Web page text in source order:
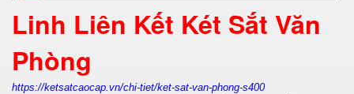
Linh Liên Kết Két Sắt Văn
Phòng
https://ketsatcaocap.vn/chi-tiet/ket-sat-van-phong-s400